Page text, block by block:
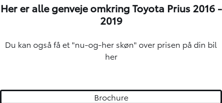
Her er alle genveje omkring Toyota Prius 2016 -
2019
Du kan også få et "nu-og-her skøn" over prisen på din bil
her
Brochure